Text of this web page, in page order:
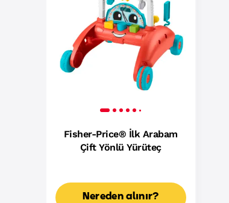
Fisher-Price® İlk Arabam
Çift Yönlü Yürüteç
Nereden alınır?